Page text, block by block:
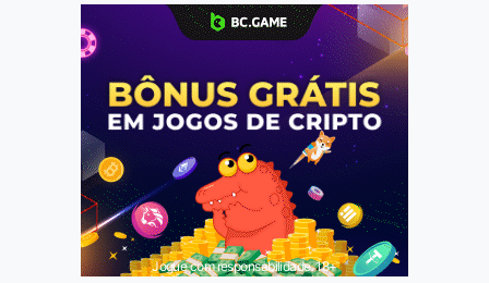
Jogue com responsabilidade. 18+